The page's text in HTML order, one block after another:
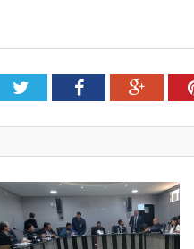
TwitterFacebook